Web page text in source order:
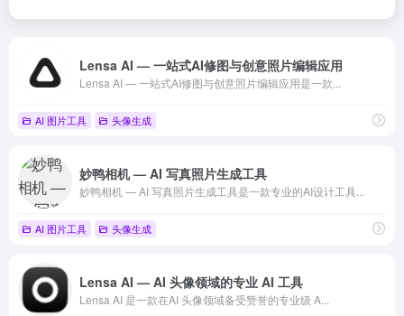
Lensa AI — 一站式AI修图与创意照片编辑应用
Lensa AI — 一站式AI修图与创意照片编辑应用是一款...
AI 图片工具 头像生成
妙鸭相机 — AI 写真照片生成工具
妙鸭相机 — AI 写真照片生成工具是一款专业的AI设计工具...
AI 图片工具 头像生成
Lensa AI — AI 头像领域的专业 AI 工具
Lensa AI 是一款在AI 头像领域备受赞誉的专业级 A...